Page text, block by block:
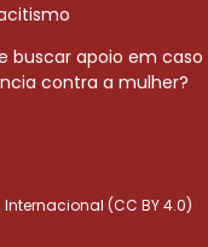
buscar apoio em caso
contra a mulher?
(CC BY 4.0)